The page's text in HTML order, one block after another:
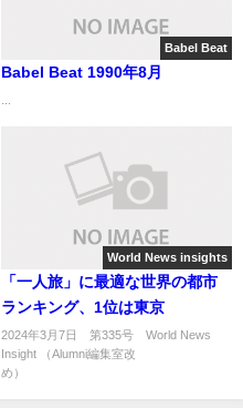
Babel Beat
Babel Beat 1990年8月
World News insights
「一人旅」に最適な世界の都市
ランキング、1位は東京
2024年3月7日 第335号 World News
Insight （Alumni編集室改
め）